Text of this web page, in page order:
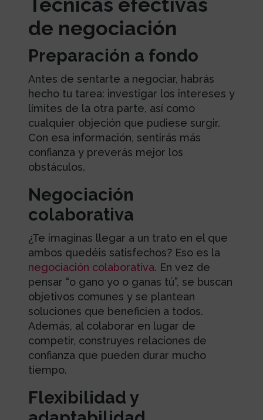
Técnicas efectivas
de negociación
Preparación a fondo
Antes de sentarte a negociar, habrás
hecho tu tarea: investigar los intereses y
límites de la otra parte, así como
cualquier objeción que pudiese surgir.
Con esa información, sentirás más
confianza y preverás mejor los
obstáculos.
Negociación
colaborativa
¿Te imaginas llegar a un trato en el que
ambos quedéis satisfechos? Eso es la
negociación colaborativa. En vez de
pensar “o gano yo o ganas tú”, se buscan
objetivos comunes y se plantean
soluciones que beneficien a todos.
Además, al colaborar en lugar de
competir, construyes relaciones de
confianza que pueden durar mucho
tiempo.
Flexibilidad y